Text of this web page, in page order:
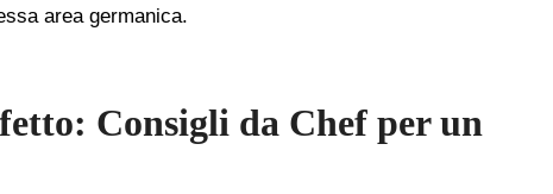
area germanica.
Consigli da Chef per un